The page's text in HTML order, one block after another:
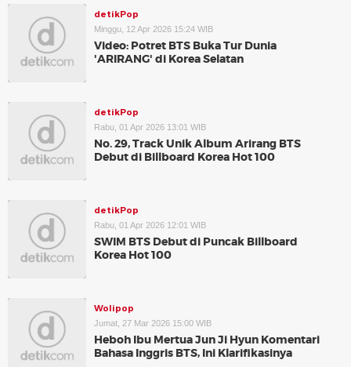
detikPop
Minggu, 12 Apr 2026 15:24 WIB
Video: Potret BTS Buka Tur Dunia
'ARIRANG' di Korea Selatan
detikPop
Rabu, 01 Apr 2026 13:01 WIB
No. 29, Track Unik Album Arirang BTS
Debut di Billboard Korea Hot 100
detikPop
Rabu, 01 Apr 2026 12:01 WIB
SWIM BTS Debut di Puncak Billboard
Korea Hot 100
Wolipop
Jumat, 27 Mar 2026 15:00 WIB
Heboh Ibu Mertua Jun Ji Hyun Komentari
Bahasa Inggris BTS, Ini Klarifikasinya